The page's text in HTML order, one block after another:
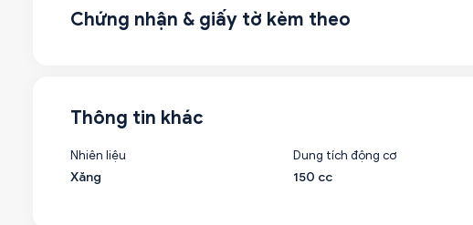
Chứng nhận & giấy tờ kèm theo
Thông tin khác
Nhiên liệu
Xăng
Dung tích động cơ
150 cc